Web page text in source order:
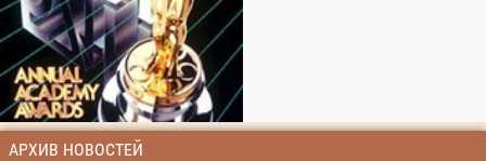
АРХИВ НОВОСТЕЙ